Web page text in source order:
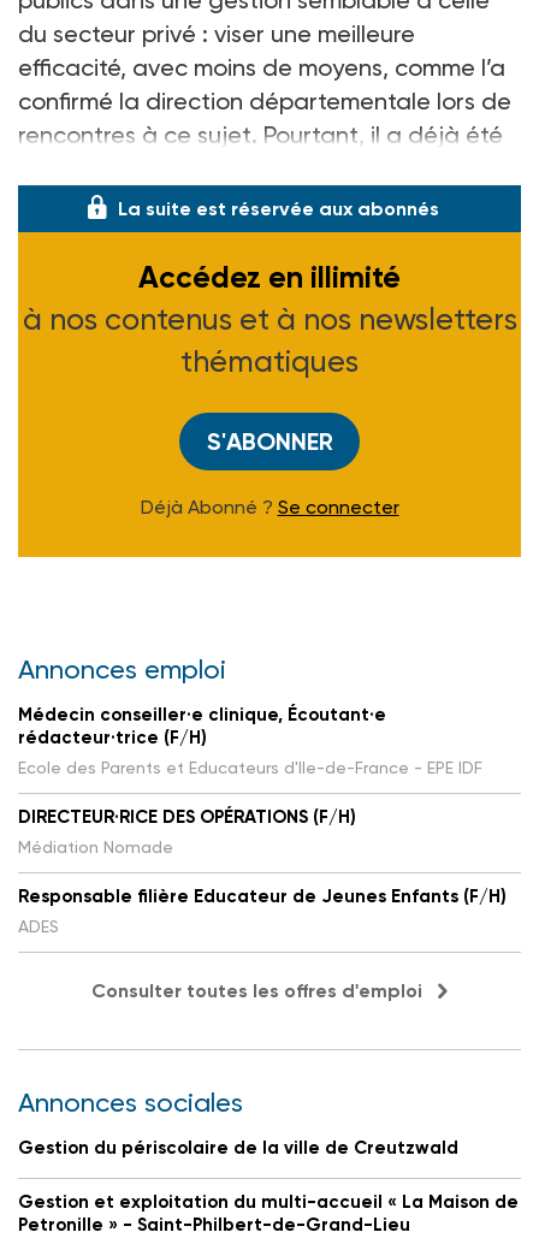
du secteur privé : viser une meilleure
efficacité, avec moins de moyens, comme l’a
confirmé la direction départementale lors de
rencontres à ce sujet. Pourtant, il a déjà été
La suite est réservée aux abonnés
Accédez en illimité
à nos contenus et à nos newsletters
thématiques
S'ABONNER
Déjà Abonné ? Se connecter
Annonces emploi
Médecin conseiller·e clinique, Écoutant·e
rédacteur·trice (F/H)
Ecole des Parents et Educateurs d'Ile-de-France - EPE IDF
DIRECTEUR·RICE DES OPÉRATIONS (F/H)
Médiation Nomade
Responsable filière Educateur de Jeunes Enfants (F/H)
ADES
Consulter toutes les offres d'emploi
Annonces sociales
Gestion du périscolaire de la ville de Creutzwald
Gestion et exploitation du multi-accueil « La Maison de
Petronille » - Saint-Philbert-de-Grand-Lieu